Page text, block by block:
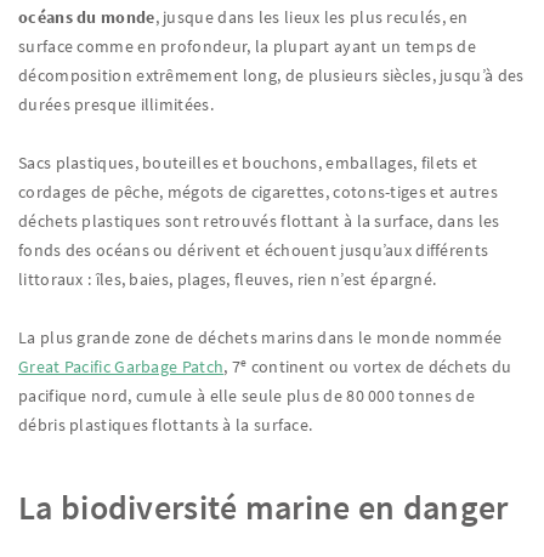
océans du monde, jusque dans les lieux les plus reculés, en
surface comme en profondeur, la plupart ayant un temps de
décomposition extrêmement long, de plusieurs siècles, jusqu’à des
durées presque illimitées.
Sacs plastiques, bouteilles et bouchons, emballages, filets et
cordages de pêche, mégots de cigarettes, cotons-tiges et autres
déchets plastiques sont retrouvés flottant à la surface, dans les
fonds des océans ou dérivent et échouent jusqu’aux différents
littoraux : îles, baies, plages, fleuves, rien n’est épargné.
La plus grande zone de déchets marins dans le monde nommée
Great Pacific Garbage Patch, 7ᵉ continent ou vortex de déchets du
pacifique nord, cumule à elle seule plus de 80 000 tonnes de
débris plastiques flottants à la surface.
La biodiversité marine en danger